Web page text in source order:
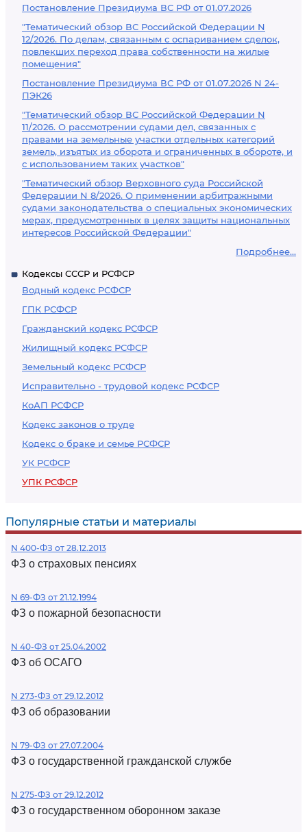
Постановление Президиума ВС РФ от 01.07.2026
"Тематический обзор ВС Российской Федерации N
12/2026. По делам, связанным с оспариванием сделок,
повлекших переход права собственности на жилые
помещения"
Постановление Президиума ВС РФ от 01.07.2026 N 24-
ПЭК26
"Тематический обзор ВС Российской Федерации N
11/2026. О рассмотрении судами дел, связанных с
правами на земельные участки отдельных категорий
земель, изъятых из оборота и ограниченных в обороте, и
с использованием таких участков"
"Тематический обзор Верховного суда Российской
Федерации N 8/2026. О применении арбитражными
судами законодательства о специальных экономических
мерах, предусмотренных в целях защиты национальных
интересов Российской Федерации"
Подробнее...
Кодексы СССР и РСФСР
Водный кодекс РСФСР
ГПК РСФСР
Гражданский кодекс РСФСР
Жилищный кодекс РСФСР
Земельный кодекс РСФСР
Исправительно - трудовой кодекс РСФСР
КоАП РСФСР
Кодекс законов о труде
Кодекс о браке и семье РСФСР
УК РСФСР
УПК РСФСР
Популярные статьи и материалы
N 400-ФЗ от 28.12.2013
ФЗ о страховых пенсиях
N 69-ФЗ от 21.12.1994
ФЗ о пожарной безопасности
N 40-ФЗ от 25.04.2002
ФЗ об ОСАГО
N 273-ФЗ от 29.12.2012
ФЗ об образовании
N 79-ФЗ от 27.07.2004
ФЗ о государственной гражданской службе
N 275-ФЗ от 29.12.2012
ФЗ о государственном оборонном заказе